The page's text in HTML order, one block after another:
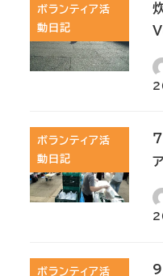
ボランティア活
動日記
ボランティア活
動日記
7
ボランティア活